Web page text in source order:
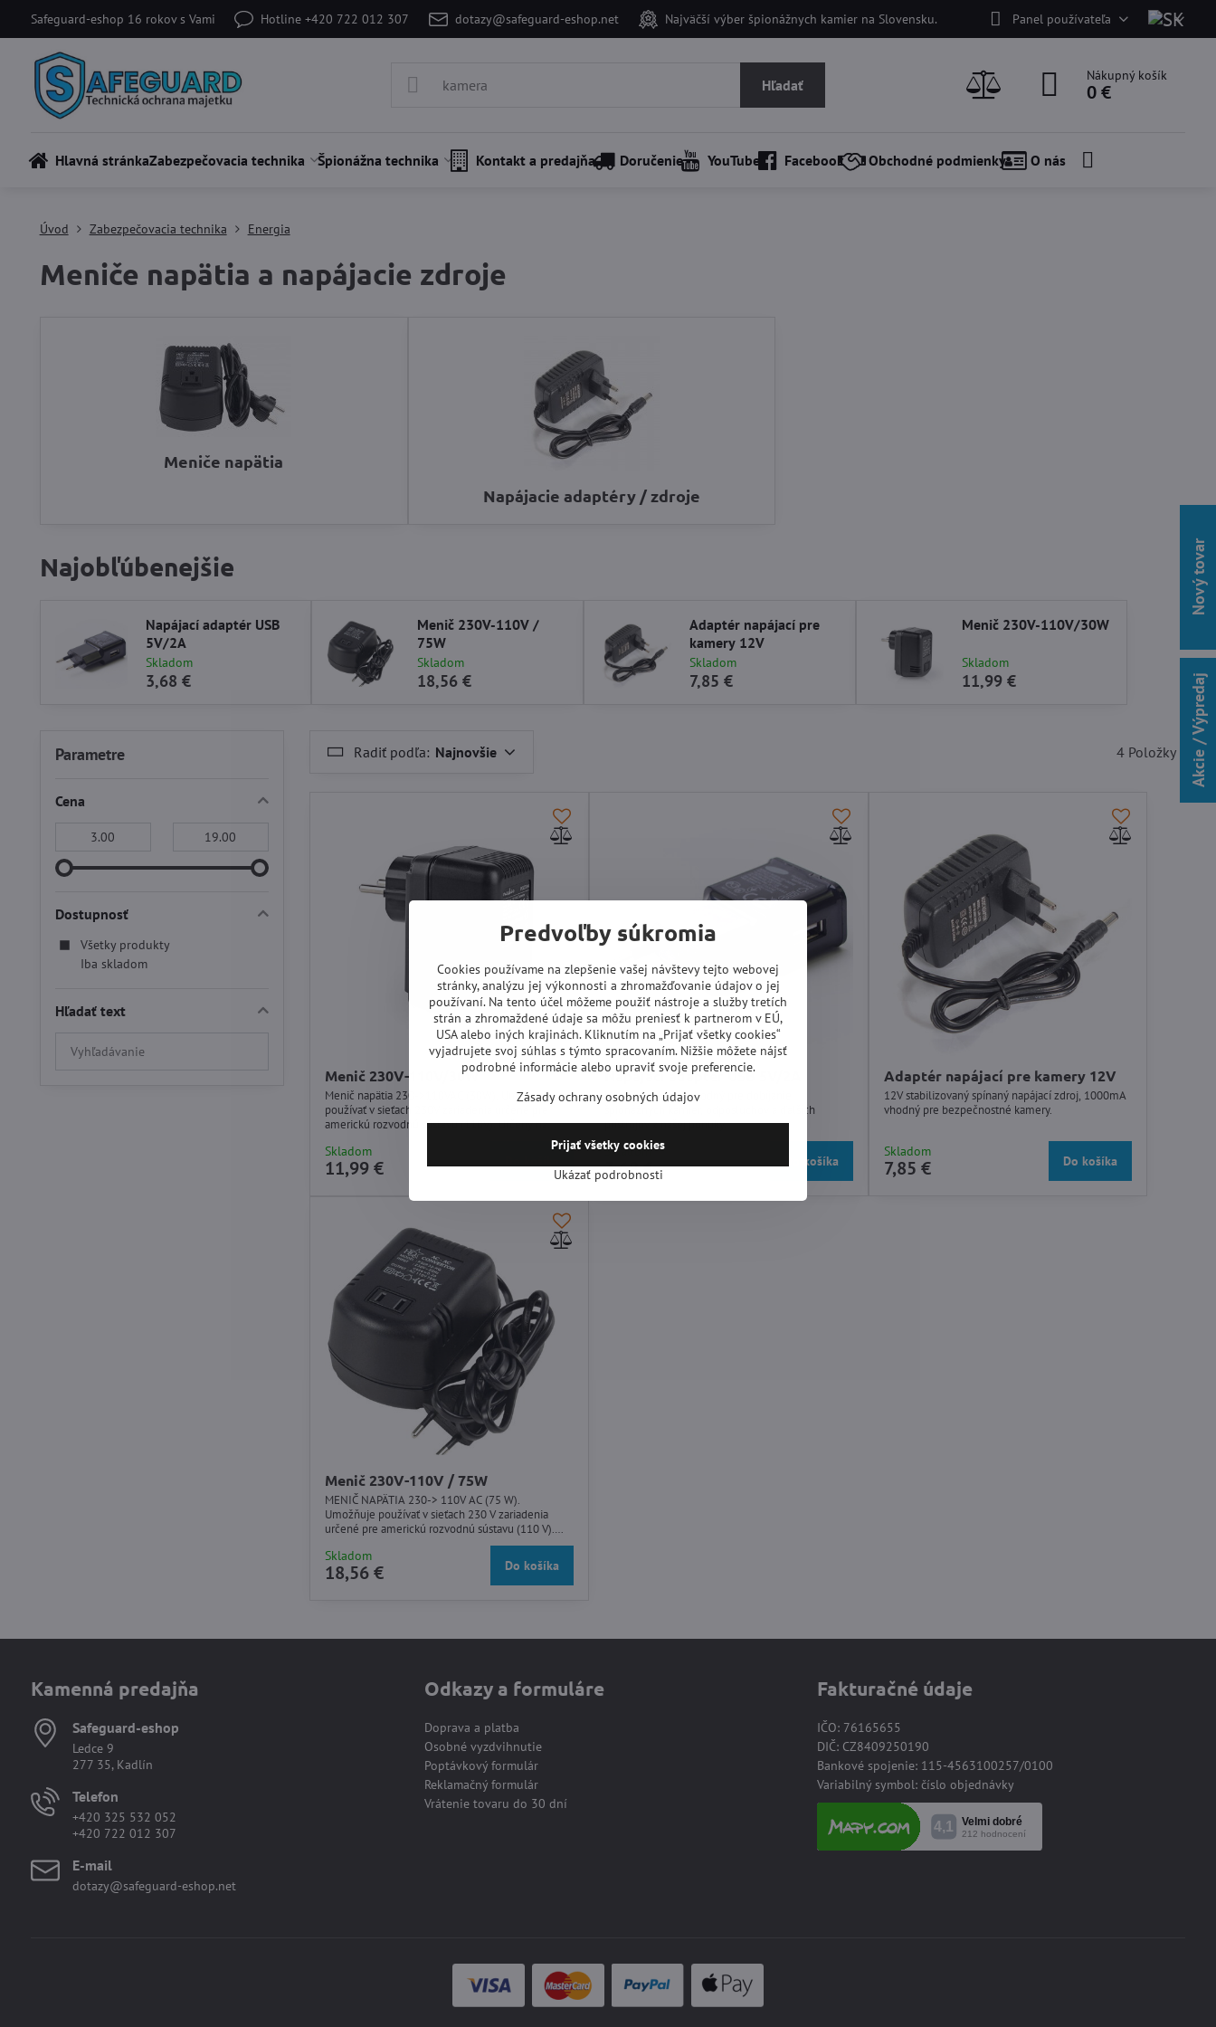
Safeguard-eshop 16 rokov s Vami Hotline +420 722 012 307 dotazy@safeguard-eshop.net Najväčší výber špionážnych kamier na Slovensku. Panel používateľa
Hľadať
Nákupný košík
0 €
Hlavná stránkaZabezpečovacia technika Špionážna technika Kontakt a predajňa Doručenie YouTube Facebook Obchodné podmienky O nás
Úvod Zabezpečovacia technika Energia
Meniče napätia a napájacie zdroje
Meniče napätia
Napájacie adaptéry / zdroje
Najobľúbenejšie
Napájací adaptér USB
5V/2A
Skladom
3,68 €
Menič 230V-110V /
75W
Skladom
18,56 €
Adaptér napájací pre
kamery 12V
Skladom
7,85 €
Menič 230V-110V/30W
Skladom
11,99 €
Radiť podľa: Najnovšie 4 Položky
Menič 230V-110V/30W
Menič napätia 230->110VAC (30W). Umožňuje
používať v sieťach 230V zariadenia určené pre
americkú rozvodnú sústavu (110V). Určený na
Skladom
11,99 €
Napájací adaptér USB 5V/2A
Napájací adaptér vhodný pre dobíjanie
špionážnych kamier, odposluchov a ďalších
prístrojov z našej ponuky.
Skladom
3,68 € Do košíka
Adaptér napájací pre kamery 12V
12V stabilizovaný spínaný napájací zdroj, 1000mA
vhodný pre bezpečnostné kamery.
Skladom
7,85 € Do košíka
Menič 230V-110V / 75W
MENIČ NAPÄTIA 230-> 110V AC (75 W).
Umožňuje používať v sieťach 230 V zariadenia
určené pre americkú rozvodnú sústavu (110 V).
Určený pre použitie vo vnútri budov.
Skladom
18,56 € Do košíka
Parametre
Cena
Dostupnosť
Všetky produkty
Iba skladom
Hľadať text
Prehľadať
výsledky
Kamenná predajňa
Safeguard-eshop
Ledce 9
277 35, Kadlín
Telefon
+420 325 532 052
+420 722 012 307
E-mail
dotazy@safeguard-eshop.net
Akcie / Výpredaj
Nový tovar
Odkazy a formuláre
Doprava a platba
Osobné vyzdvihnutie
Poptávkový formulár
Reklamačný formulár
Vrátenie tovaru do 30 dní
Fakturačné údaje
IČO: 76165655
DIČ: CZ8409250190
Bankové spojenie: 115-4563100257/0100
Variabilný symbol: číslo objednávky
Predvoľby súkromia
Cookies používame na zlepšenie vašej návštevy tejto webovej
stránky, analýzu jej výkonnosti a zhromažďovanie údajov o jej
používaní. Na tento účel môžeme použiť nástroje a služby tretích
strán a zhromaždené údaje sa môžu preniesť k partnerom v EÚ,
USA alebo iných krajinách. Kliknutím na „Prijať všetky cookies“
vyjadrujete svoj súhlas s týmto spracovaním. Nižšie môžete nájsť
podrobné informácie alebo upraviť svoje preferencie.
Zásady ochrany osobných údajov
Ukázať podrobnosti
Prijať všetky cookies